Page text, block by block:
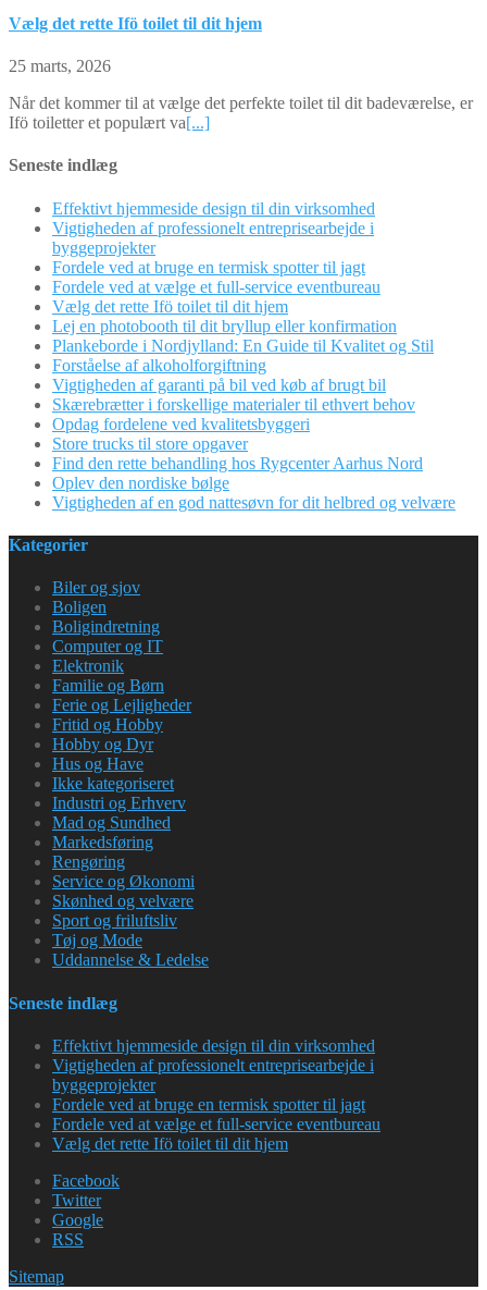
Vælg det rette Ifö toilet til dit hjem
25 marts, 2026
Når det kommer til at vælge det perfekte toilet til dit badeværelse, er
Ifö toiletter et populært va[...]
Seneste indlæg
Effektivt hjemmeside design til din virksomhed
Vigtigheden af professionelt entreprisearbejde i
byggeprojekter
Fordele ved at bruge en termisk spotter til jagt
Fordele ved at vælge et full-service eventbureau
Vælg det rette Ifö toilet til dit hjem
Lej en photobooth til dit bryllup eller konfirmation
Plankeborde i Nordjylland: En Guide til Kvalitet og Stil
Forståelse af alkoholforgiftning
Vigtigheden af garanti på bil ved køb af brugt bil
Skærebrætter i forskellige materialer til ethvert behov
Opdag fordelene ved kvalitetsbyggeri
Store trucks til store opgaver
Find den rette behandling hos Rygcenter Aarhus Nord
Oplev den nordiske bølge
Vigtigheden af en god nattesøvn for dit helbred og velvære
Kategorier
Biler og sjov
Boligen
Boligindretning
Computer og IT
Elektronik
Familie og Børn
Ferie og Lejligheder
Fritid og Hobby
Hobby og Dyr
Hus og Have
Ikke kategoriseret
Industri og Erhverv
Mad og Sundhed
Markedsføring
Rengøring
Service og Økonomi
Skønhed og velvære
Sport og friluftsliv
Tøj og Mode
Uddannelse & Ledelse
Seneste indlæg
Effektivt hjemmeside design til din virksomhed
Vigtigheden af professionelt entreprisearbejde i
byggeprojekter
Fordele ved at bruge en termisk spotter til jagt
Fordele ved at vælge et full-service eventbureau
Vælg det rette Ifö toilet til dit hjem
Facebook
Twitter
Google
RSS
Sitemap